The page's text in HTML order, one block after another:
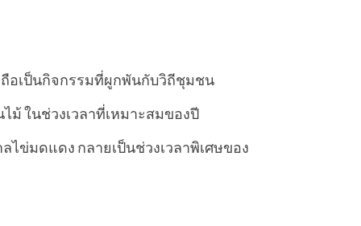
อเป็นกิจกรรมที่ผูกพันกับวิถีชุมชน
ม้ ในช่วงเวลาที่เหมาะสมของปี
ไข่มดแดง กลายเป็นช่วงเวลาพิเศษของ